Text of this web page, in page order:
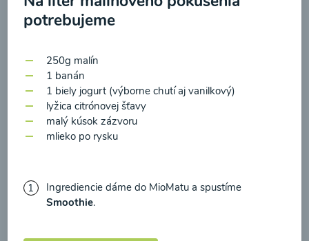
Brokolicové cappuccino
00:25 Zobraziť
potrebujeme
250g malín
1 banán
1 biely jogurt (výborne chutí aj vanilkový)
lyžica citrónovej šťavy
malý kúsok zázvoru
mlieko po rysku
Ingrediencie dáme do MioMatu a spustíme
Smoothie.
prečítal(a)informácie o Ochrane osobných